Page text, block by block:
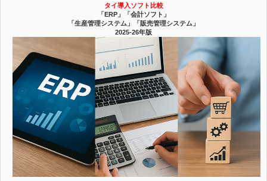
タイ導入ソフト比較
「ERP」「会計ソフト」
「生産管理システム」「販売管理システム」
2025-26年版